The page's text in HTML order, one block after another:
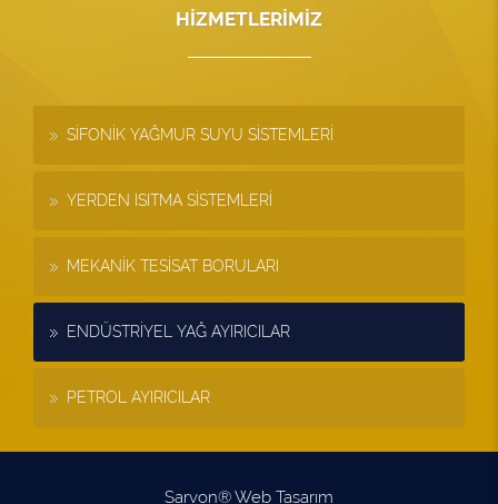
HİZMETLERİMİZ
SİFONİK YAĞMUR SUYU SİSTEMLERİ
YERDEN ISITMA SİSTEMLERİ
MEKANİK TESİSAT BORULARI
ENDÜSTRİYEL YAĞ AYIRICILAR
PETROL AYIRICILAR
Sarvon®Web Tasarım